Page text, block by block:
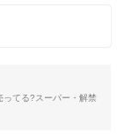
ってる?スーパー・解禁